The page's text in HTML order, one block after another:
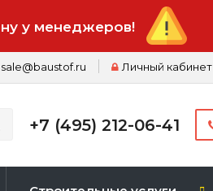
у менеджеров!
Личный кабинет
sale@baustof.ru
+7 (495) 212-06-41